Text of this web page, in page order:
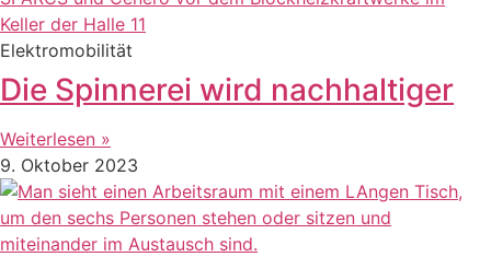
Elektromobilität
Die Spinnerei wird nachhaltiger
Weiterlesen »
9. Oktober 2023